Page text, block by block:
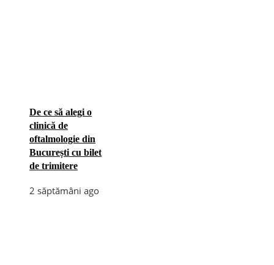
De ce să alegi o
clinică de
oftalmologie din
București cu bilet
de trimitere
2 săptămâni ago